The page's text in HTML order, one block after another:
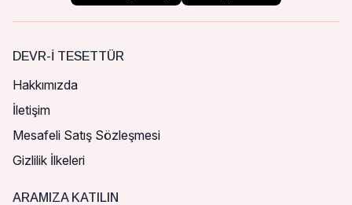
DEVR-I TESETTÜR
Hakkımızda
İletişim
Mesafeli Satış Sözleşmesi
Gizlilik İlkeleri
ARAMIZA KATILIN